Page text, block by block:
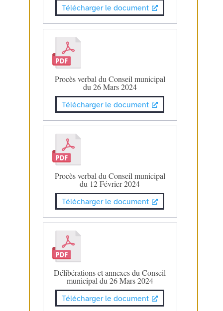
Télécharger le document
Procès verbal du Conseil municipal
du 26 Mars 2024
Télécharger le document
Procès verbal du Conseil municipal
du 12 Février 2024
Télécharger le document
Délibérations et annexes du Conseil
municipal du 26 Mars 2024
Télécharger le document